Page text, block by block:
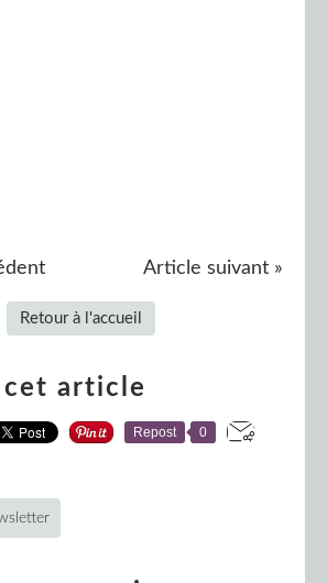
Article suivant »
Retour à l'accueil
cet article
Repost 0